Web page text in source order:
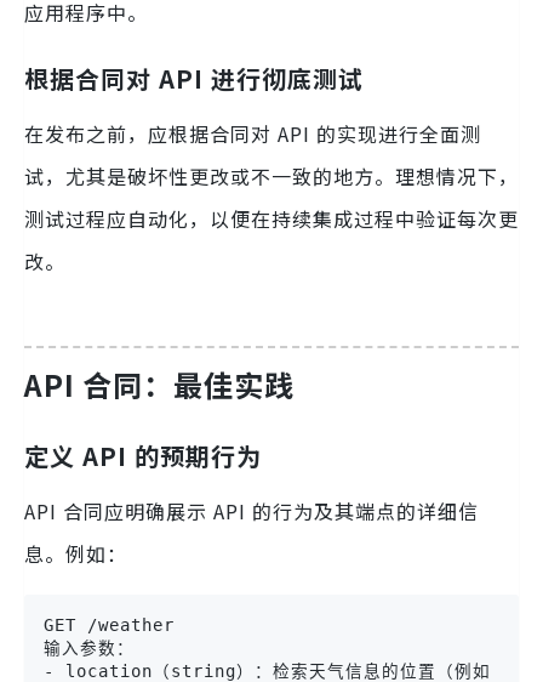
应用程序中。
根据合同对 API 进行彻底测试
在发布之前，应根据合同对 API 的实现进行全面测
试，尤其是破坏性更改或不一致的地方。理想情况下，
测试过程应自动化，以便在持续集成过程中验证每次更
改。
API 合同：最佳实践
定义 API 的预期行为
API 合同应明确展示 API 的行为及其端点的详细信
息。例如：
GET /weather
输入参数：
- location（string）：检索天气信息的位置（例如